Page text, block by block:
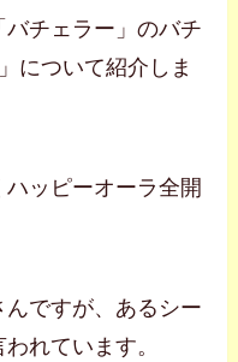
チェラー」のバチ
について紹介しま
ッピーオーラ全開
ですが、あるシー
れています。